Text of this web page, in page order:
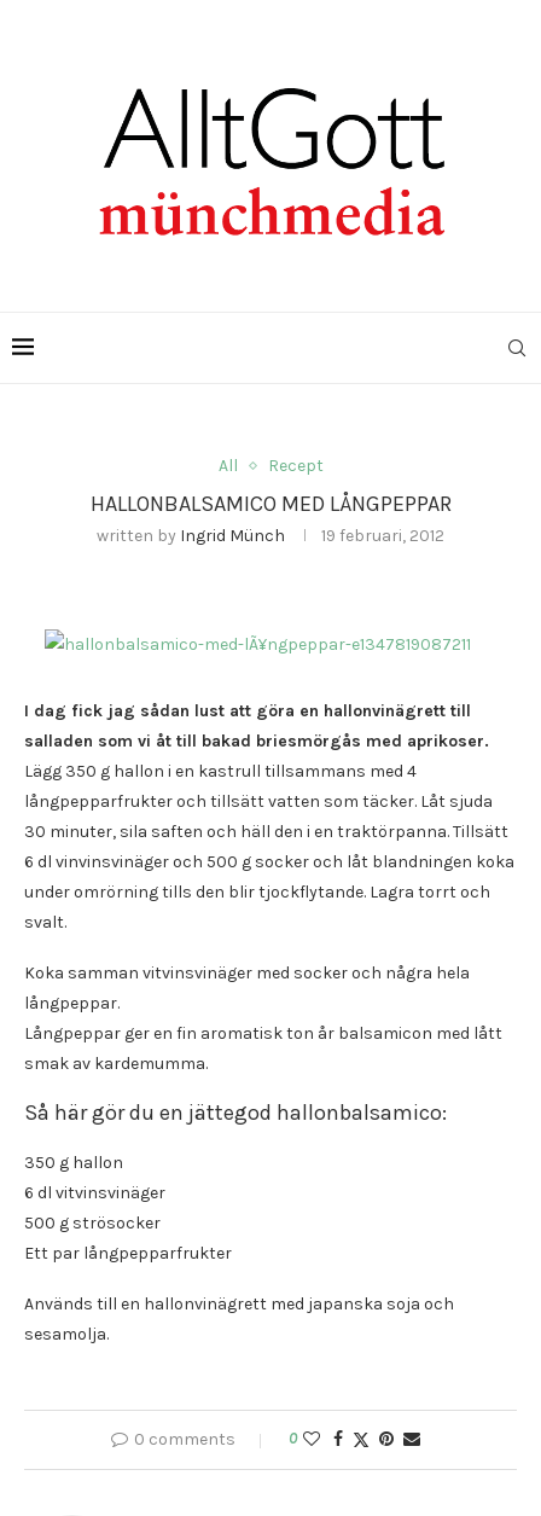
All Recept
HALLONBALSAMICO MED LÅNGPEPPAR
written by Ingrid Münch 19 februari, 2012
I dag fick jag sådan lust att göra en hallonvinägrett till
salladen som vi åt till bakad briesmörgås med aprikoser.
Lägg 350 g hallon i en kastrull tillsammans med 4
långpepparfrukter och tillsätt vatten som täcker. Låt sjuda
30 minuter, sila saften och häll den i en traktörpanna. Tillsätt
6 dl vinvinsvinäger och 500 g socker och låt blandningen koka
under omrörning tills den blir tjockflytande. Lagra torrt och
svalt.
Koka samman vitvinsvinäger med socker och några hela
långpeppar.
Långpeppar ger en fin aromatisk ton år balsamicon med lått
smak av kardemumma.
Så här gör du en jättegod hallonbalsamico:
350 g hallon
6 dl vitvinsvinäger
500 g strösocker
Ett par långpepparfrukter
Används till en hallonvinägrett med japanska soja och
sesamolja.
0 comments 0